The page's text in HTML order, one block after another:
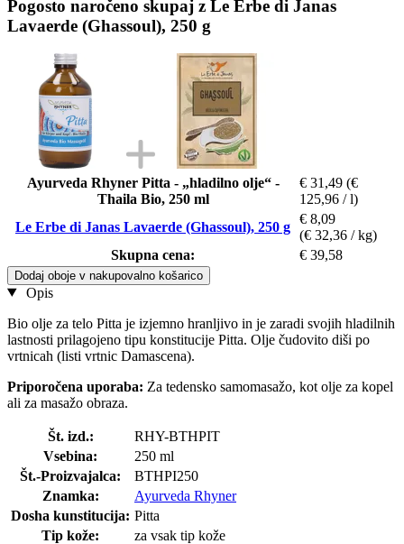
Pogosto naročeno skupaj z Le Erbe di Janas
Lavaerde (Ghassoul), 250 g
Ayurveda Rhyner Pitta - „hladilno olje“ -
Thaila Bio, 250 ml
€ 31,49 (€
125,96 / l)
Le Erbe di Janas Lavaerde (Ghassoul), 250 g
€ 8,09
(€ 32,36 / kg)
Skupna cena:
€ 39,58
Dodaj oboje v nakupovalno košarico
Opis
Bio olje za telo Pitta je izjemno hranljivo in je zaradi svojih hladilnih
lastnosti prilagojeno tipu konstitucije Pitta. Olje čudovito diši po
vrtnicah (listi vrtnic Damascena).
Priporočena uporaba: Za tedensko samomasažo, kot olje za kopel
ali za masažo obraza.
Št. izd.:
RHY-BTHPIT
Vsebina:
250 ml
Št.-Proizvajalca:
BTHPI250
Znamka:
Ayurveda Rhyner
Dosha kunstitucija: Pitta
Tip kože:
za vsak tip kože